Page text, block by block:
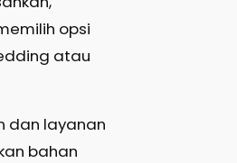
opsi
atau
dan layanan
bahan